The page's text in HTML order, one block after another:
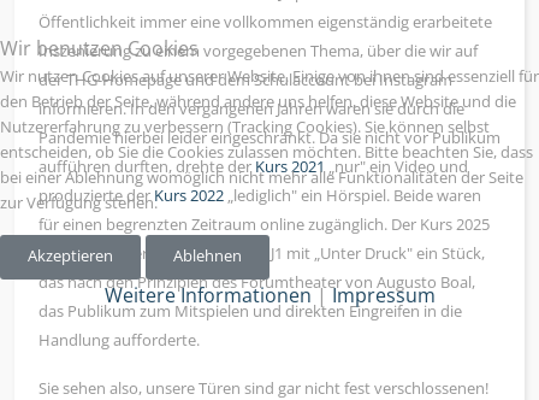
Öffentlichkeit immer eine vollkommen eigenständig erarbeitete
Inszenierung zu einem vorgegebenen Thema, über die wir auf
der THG-Homepage und dem Schulaccount bei Instagram
informieren. In den vergangenen Jahren waren sie durch die
Pandemie hierbei leider eingeschränkt. Da sie nicht vor Publikum
aufführen durften, drehte der Kurs 2021 „nur" ein Video und
produzierte derKurs 2022 „lediglich" ein Hörspiel. Beide waren
für einen begrenzten Zeitraum online zugänglich. Der Kurs 2025
entwickelte bereits am Ende der J1 mit „Unter Druck" ein Stück,
das nach den Prinzipien des Forumtheater von Augusto Boal,
das Publikum zum Mitspielen und direkten Eingreifen in die
Handlung aufforderte.
Sie sehen also, unsere Türen sind gar nicht fest verschlossenen!
Wir benutzen Cookies
Wir nutzen Cookies auf unserer Website. Einige von ihnen sind essenziell für
den Betrieb der Seite, während andere uns helfen, diese Website und die
Nutzererfahrung zu verbessern (Tracking Cookies). Sie können selbst
entscheiden, ob Sie die Cookies zulassen möchten. Bitte beachten Sie, dass
bei einer Ablehnung womöglich nicht mehr alle Funktionalitäten der Seite
zur Verfügung stehen.
Akzeptieren Ablehnen
Weitere Informationen|Impressum